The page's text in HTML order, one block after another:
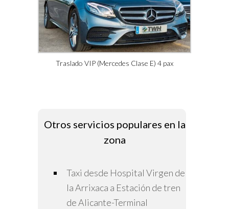
Traslado VIP (Mercedes Clase E) 4 pax
Otros servicios populares en la
zona
Taxi desde Hospital Virgen de
la Arrixaca a Estación de tren
de Alicante-Terminal